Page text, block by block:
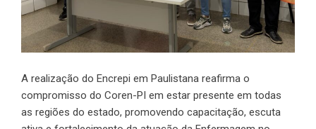
A realização do Encrepi em Paulistana reafirma o
compromisso do Coren-PI em estar presente em todas
as regiões do estado, promovendo capacitação, escuta